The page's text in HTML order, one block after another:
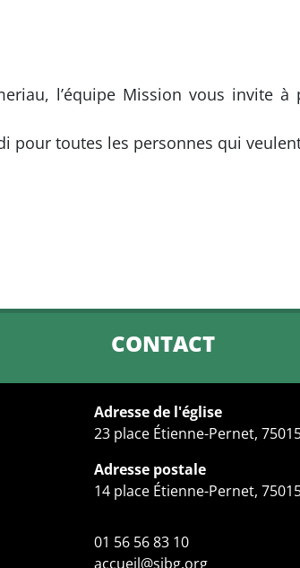
l’équipe Mission vous invite
pour toutes les personnes qui
CONTACT
Adresse de l'église
23 place Étienne-Pernet,
Adresse postale
14 place Étienne-Pernet,
01 56 56 83 10
accueil@sjbg.org